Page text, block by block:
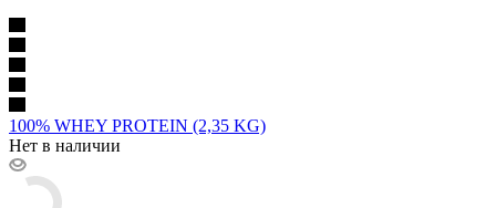
100% WHEY PROTEIN (2,35 KG)
Нет в наличии